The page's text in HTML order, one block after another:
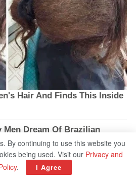
By continuing to use this website you
being used. Visit our Privacy and
. I Agree